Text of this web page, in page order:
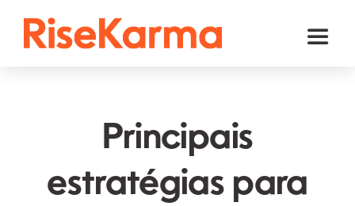
Toggle
YouTube
Principais
estratégias para